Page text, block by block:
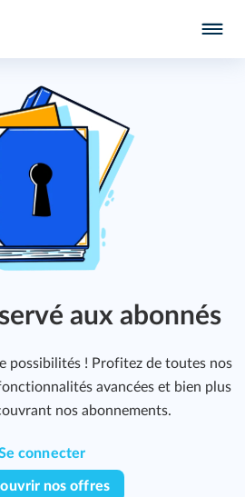
aux abonnés
possibilités ! Profitez de toutes nos
avancées et bien plus
nos abonnements.
connecter
nos offres